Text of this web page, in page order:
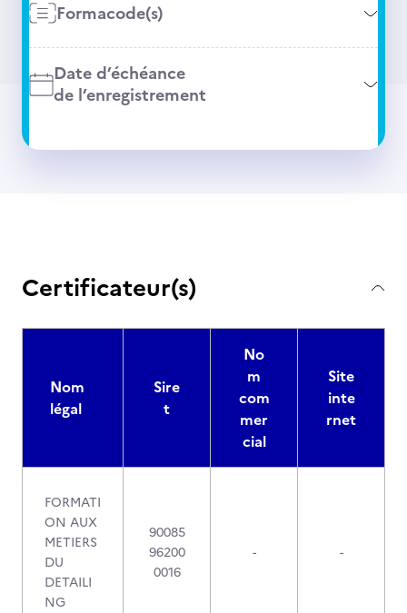
Formacode(s)
Date d’échéance
de l’enregistrement
Certificateur(s)
Nom
légal
Sire
t
No
m
com
mer
cial
Site
inte
rnet
FORMATI
ON AUX
METIERS
DU
DETAILI
NG
90085
96200
0016
- -